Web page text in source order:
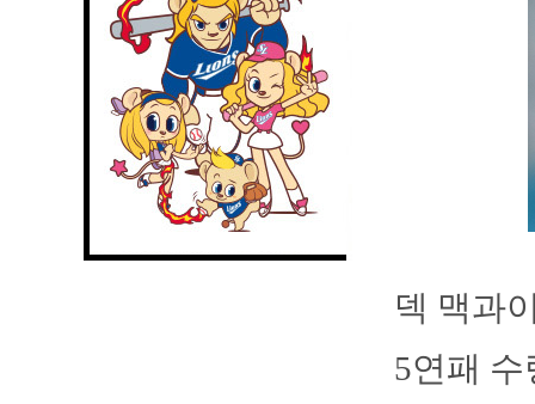
덱 맥과
5연패